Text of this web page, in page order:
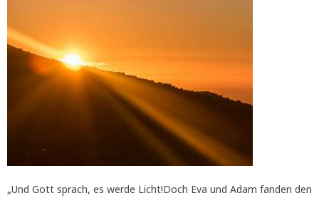
„Und Gott sprach, es werde Licht!Doch Eva und Adam fanden den